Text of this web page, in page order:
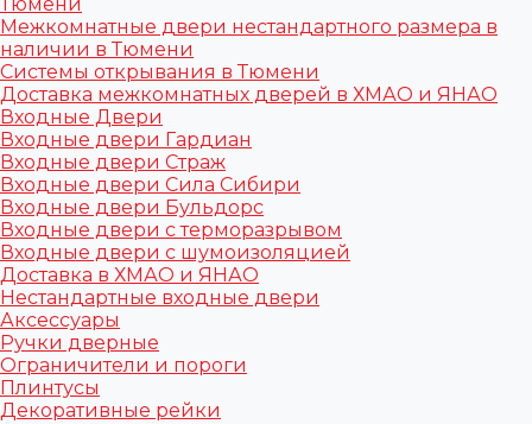
Межкомнатные двери нестандартного размера в
наличии в Тюмени
Системы открывания в Тюмени
Доставка межкомнатных дверей в ХМАО и ЯНАО
Входные Двери
Входные двери Гардиан
Входные двери Страж
Входные двери Сила Сибири
Входные двери Бульдорс
Входные двери с терморазрывом
Входные двери с шумоизоляцией
Доставка в ХМАО и ЯНАО
Нестандартные входные двери
Аксессуары
Ручки дверные
Ограничители и пороги
Плинтусы
Декоративные рейки